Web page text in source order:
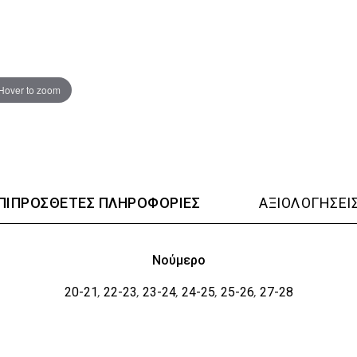
to zoom
ΠΛΗΡΟΦΟΡΊΕΣ
Νούμερο
20-21, 22-23, 23-24, 24-25, 25-26, 27-28